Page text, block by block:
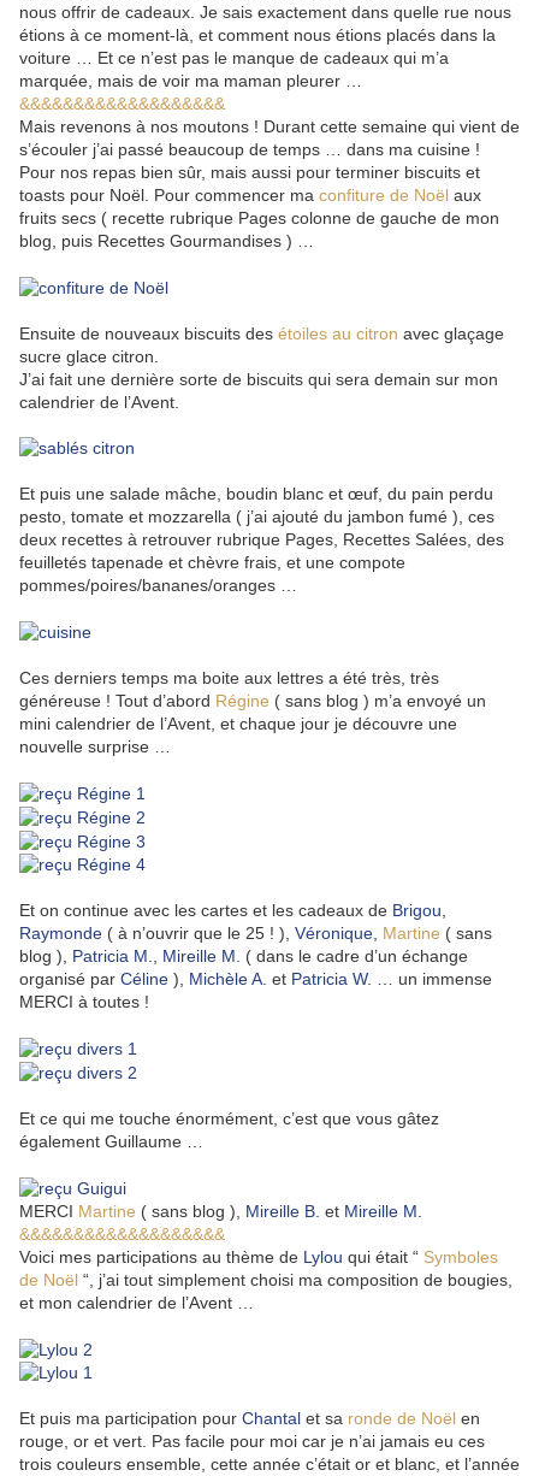
nous offrir de cadeaux. Je sais exactement dans quelle rue nous
étions à ce moment-là, et comment nous étions placés dans la
voiture … Et ce n’est pas le manque de cadeaux qui m’a
marquée, mais de voir ma maman pleurer …
&&&&&&&&&&&&&&&&&&&
Mais revenons à nos moutons ! Durant cette semaine qui vient de
s’écouler j’ai passé beaucoup de temps … dans ma cuisine !
Pour nos repas bien sûr, mais aussi pour terminer biscuits et
toasts pour Noël. Pour commencer ma confiture de Noël aux
fruits secs ( recette rubrique Pages colonne de gauche de mon
blog, puis Recettes Gourmandises ) …
Ensuite de nouveaux biscuits des étoiles au citron avec glaçage
sucre glace citron.
J’ai fait une dernière sorte de biscuits qui sera demain sur mon
calendrier de l’Avent.
Et puis une salade mâche, boudin blanc et œuf, du pain perdu
pesto, tomate et mozzarella ( j’ai ajouté du jambon fumé ), ces
deux recettes à retrouver rubrique Pages, Recettes Salées, des
feuilletés tapenade et chèvre frais, et une compote
pommes/poires/bananes/oranges …
Ces derniers temps ma boite aux lettres a été très, très
généreuse ! Tout d’abord Régine ( sans blog ) m’a envoyé un
mini calendrier de l’Avent, et chaque jour je découvre une
nouvelle surprise …
Et on continue avec les cartes et les cadeaux de Brigou,
Raymonde ( à n’ouvrir que le 25 ! ), Véronique, Martine ( sans
blog ), Patricia M., Mireille M. ( dans le cadre d’un échange
organisé par Céline ), Michèle A. et Patricia W. … un immense
MERCI à toutes !
Et ce qui me touche énormément, c’est que vous gâtez
également Guillaume …
MERCI Martine ( sans blog ), Mireille B. et Mireille M.
&&&&&&&&&&&&&&&&&&&
Voici mes participations au thème de Lylou qui était “ Symboles
de Noël “, j’ai tout simplement choisi ma composition de bougies,
et mon calendrier de l’Avent …
Et puis ma participation pour Chantal et sa ronde de Noël en
rouge, or et vert. Pas facile pour moi car je n’ai jamais eu ces
trois couleurs ensemble, cette année c’était or et blanc, et l’année